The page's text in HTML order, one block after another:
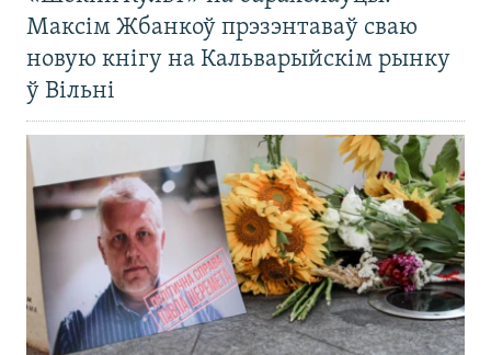
Максім Жбанкоў прэзэнтаваў сваю
новую кнігу на Кальварыйскім рынку
ў Вільні